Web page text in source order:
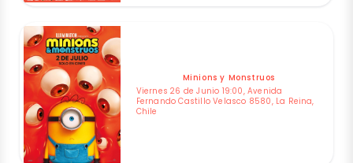
Minions y Monstruos
Viernes 26 de Junio 19:00, Avenida
Fernando Castillo Velasco 8580, La Reina,
Chile